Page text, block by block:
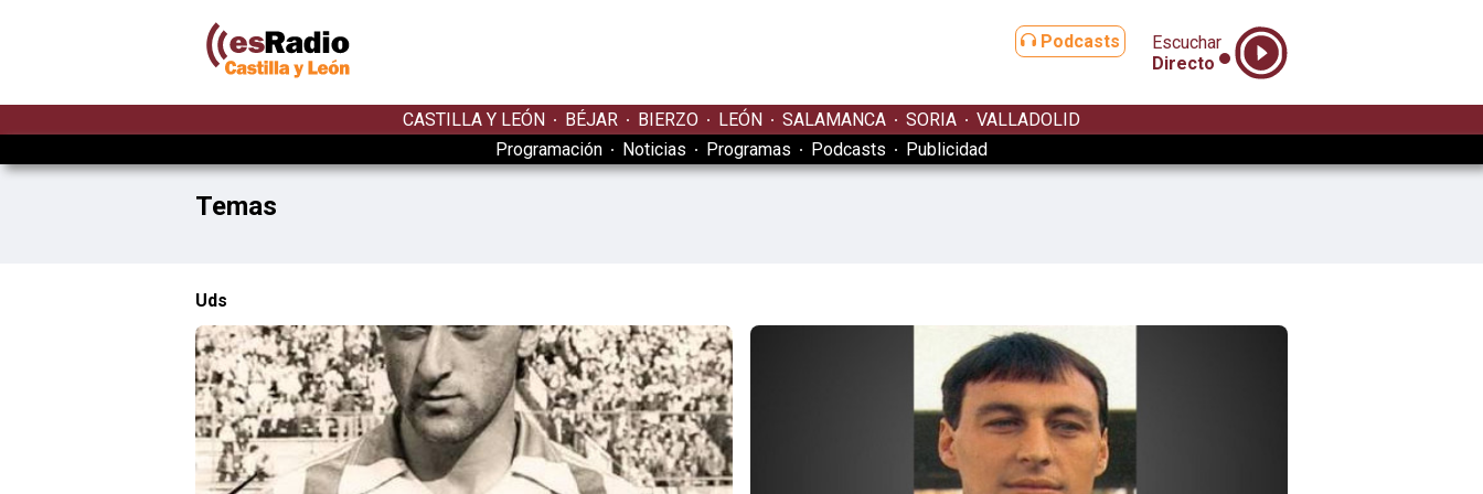
Podcasts
Escuchar
Directo
CASTILLA Y LEÓN BÉJAR BIERZO LEÓN SALAMANCA SORIA
VALLADOLID
Programación
Noticias Programas Podcasts Publicidad
Temas
Uds